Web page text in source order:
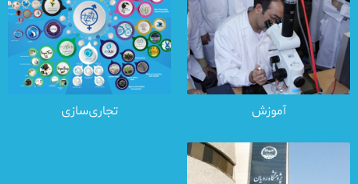
آموزش تجاری‌سازی